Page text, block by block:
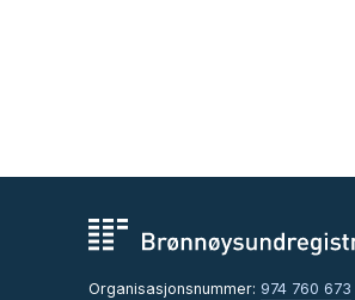
Organisasjonsnummer: 974 760 673